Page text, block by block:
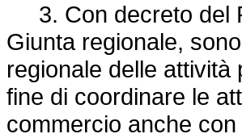
3. Con decreto del
Giunta regionale,
regionale delle attività
fine di coordinare le
commercio anche